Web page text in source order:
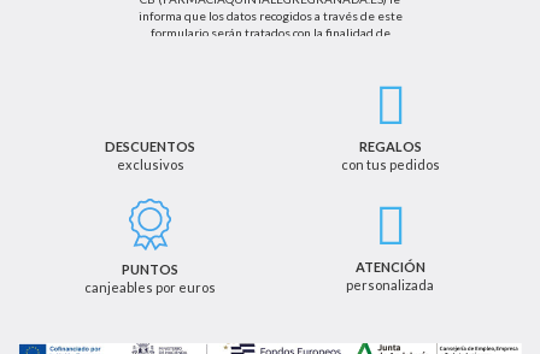
informa que los datos recogidos a través de este
formulario serán tratados con la finalidad de
el tratamiento de sus datos personales se basará
cancelación u oposición, así como los derechos
adicionales que le asisten a través de la dirección
de email info@farmaciaquintalegregranada.es, así
como a través de los medios detallados en la
información adicional sobre nuestra política de
privacidad que puede consultar en la dirección web
DESCUENTOS
exclusivos
REGALOS
con tus pedidos
PUNTOS
canjeables por euros
ATENCIÓN
personalizada